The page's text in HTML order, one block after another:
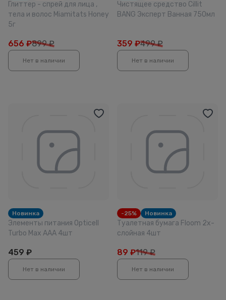
Глиттер - спрей для лица ,
тела и волос Miamitats Honey
5г
656 ₽899 ₽
Нет в наличии
Чистящее средство Cillit
BANG Эксперт Ванная 750мл
359 ₽499 ₽
Нет в наличии
Новинка
Элементы питания Opticell
Turbo Max AAA 4шт
459 ₽
Нет в наличии
-25% Новинка
Туалетная бумага Floom 2х-
слойная 4шт
89 ₽119 ₽
Нет в наличии